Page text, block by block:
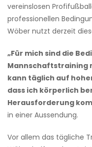
vereinslosen
professionellen
Wöber nutzt derzeit
„Für mich sind die
Mannschaftstraining
kann täglich auf
dass ich körperlich
Herausforderung
in einer Aussendung.
Vor allem das tägliche